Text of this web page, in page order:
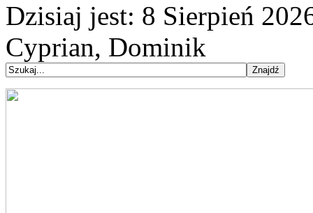
Dzisiaj jest: 8 Sierpień
Cyprian, Dominik